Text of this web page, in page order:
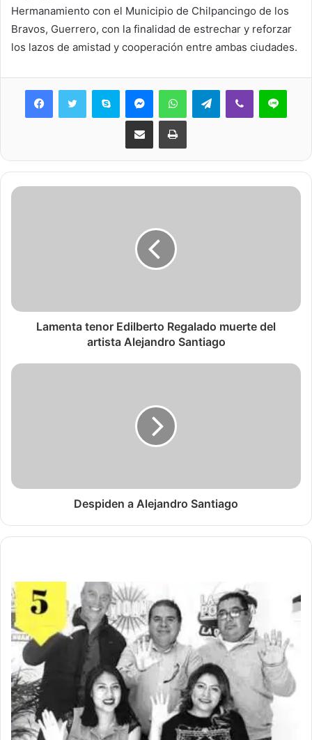
Hermanamiento con el Municipio de Chilpancingo de los
Bravos, Guerrero, con la finalidad de estrechar y reforzar
los lazos de amistad y cooperación entre ambas ciudades.
Skype MessengerWhatsAppTelegramViber Line
Share via Email Print
Lamenta tenor Edilberto Regalado muerte del
artista Alejandro Santiago
Despiden a Alejandro Santiago